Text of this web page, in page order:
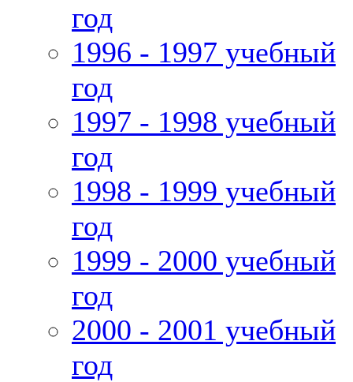
год
1996 - 1997 учебный
год
1997 - 1998 учебный
год
1998 - 1999 учебный
год
1999 - 2000 учебный
год
2000 - 2001 учебный
год